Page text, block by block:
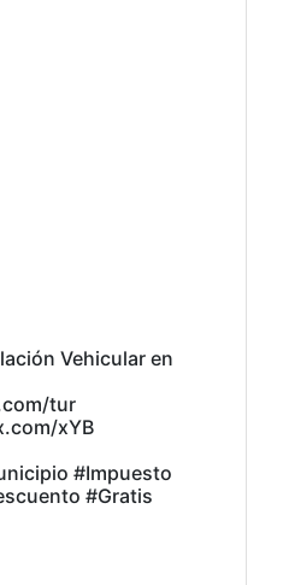
Vehicular en
tur
xYB
#Impuesto
#Gratis